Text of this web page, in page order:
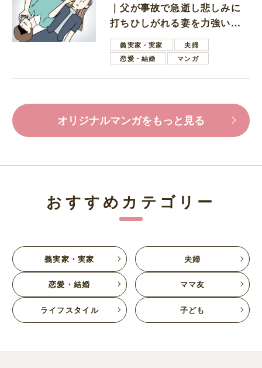
｜父が事故で急逝し悲しみに
打ちひしがれる妻を力強い言
葉で励ます夫
義実家・実家
夫婦
恋愛・結婚
マンガ
オリジナルマンガをもっと見る
おすすめカテゴリー
義実家・実家 夫婦
恋愛・結婚 ママ友
ライフスタイル 子ども